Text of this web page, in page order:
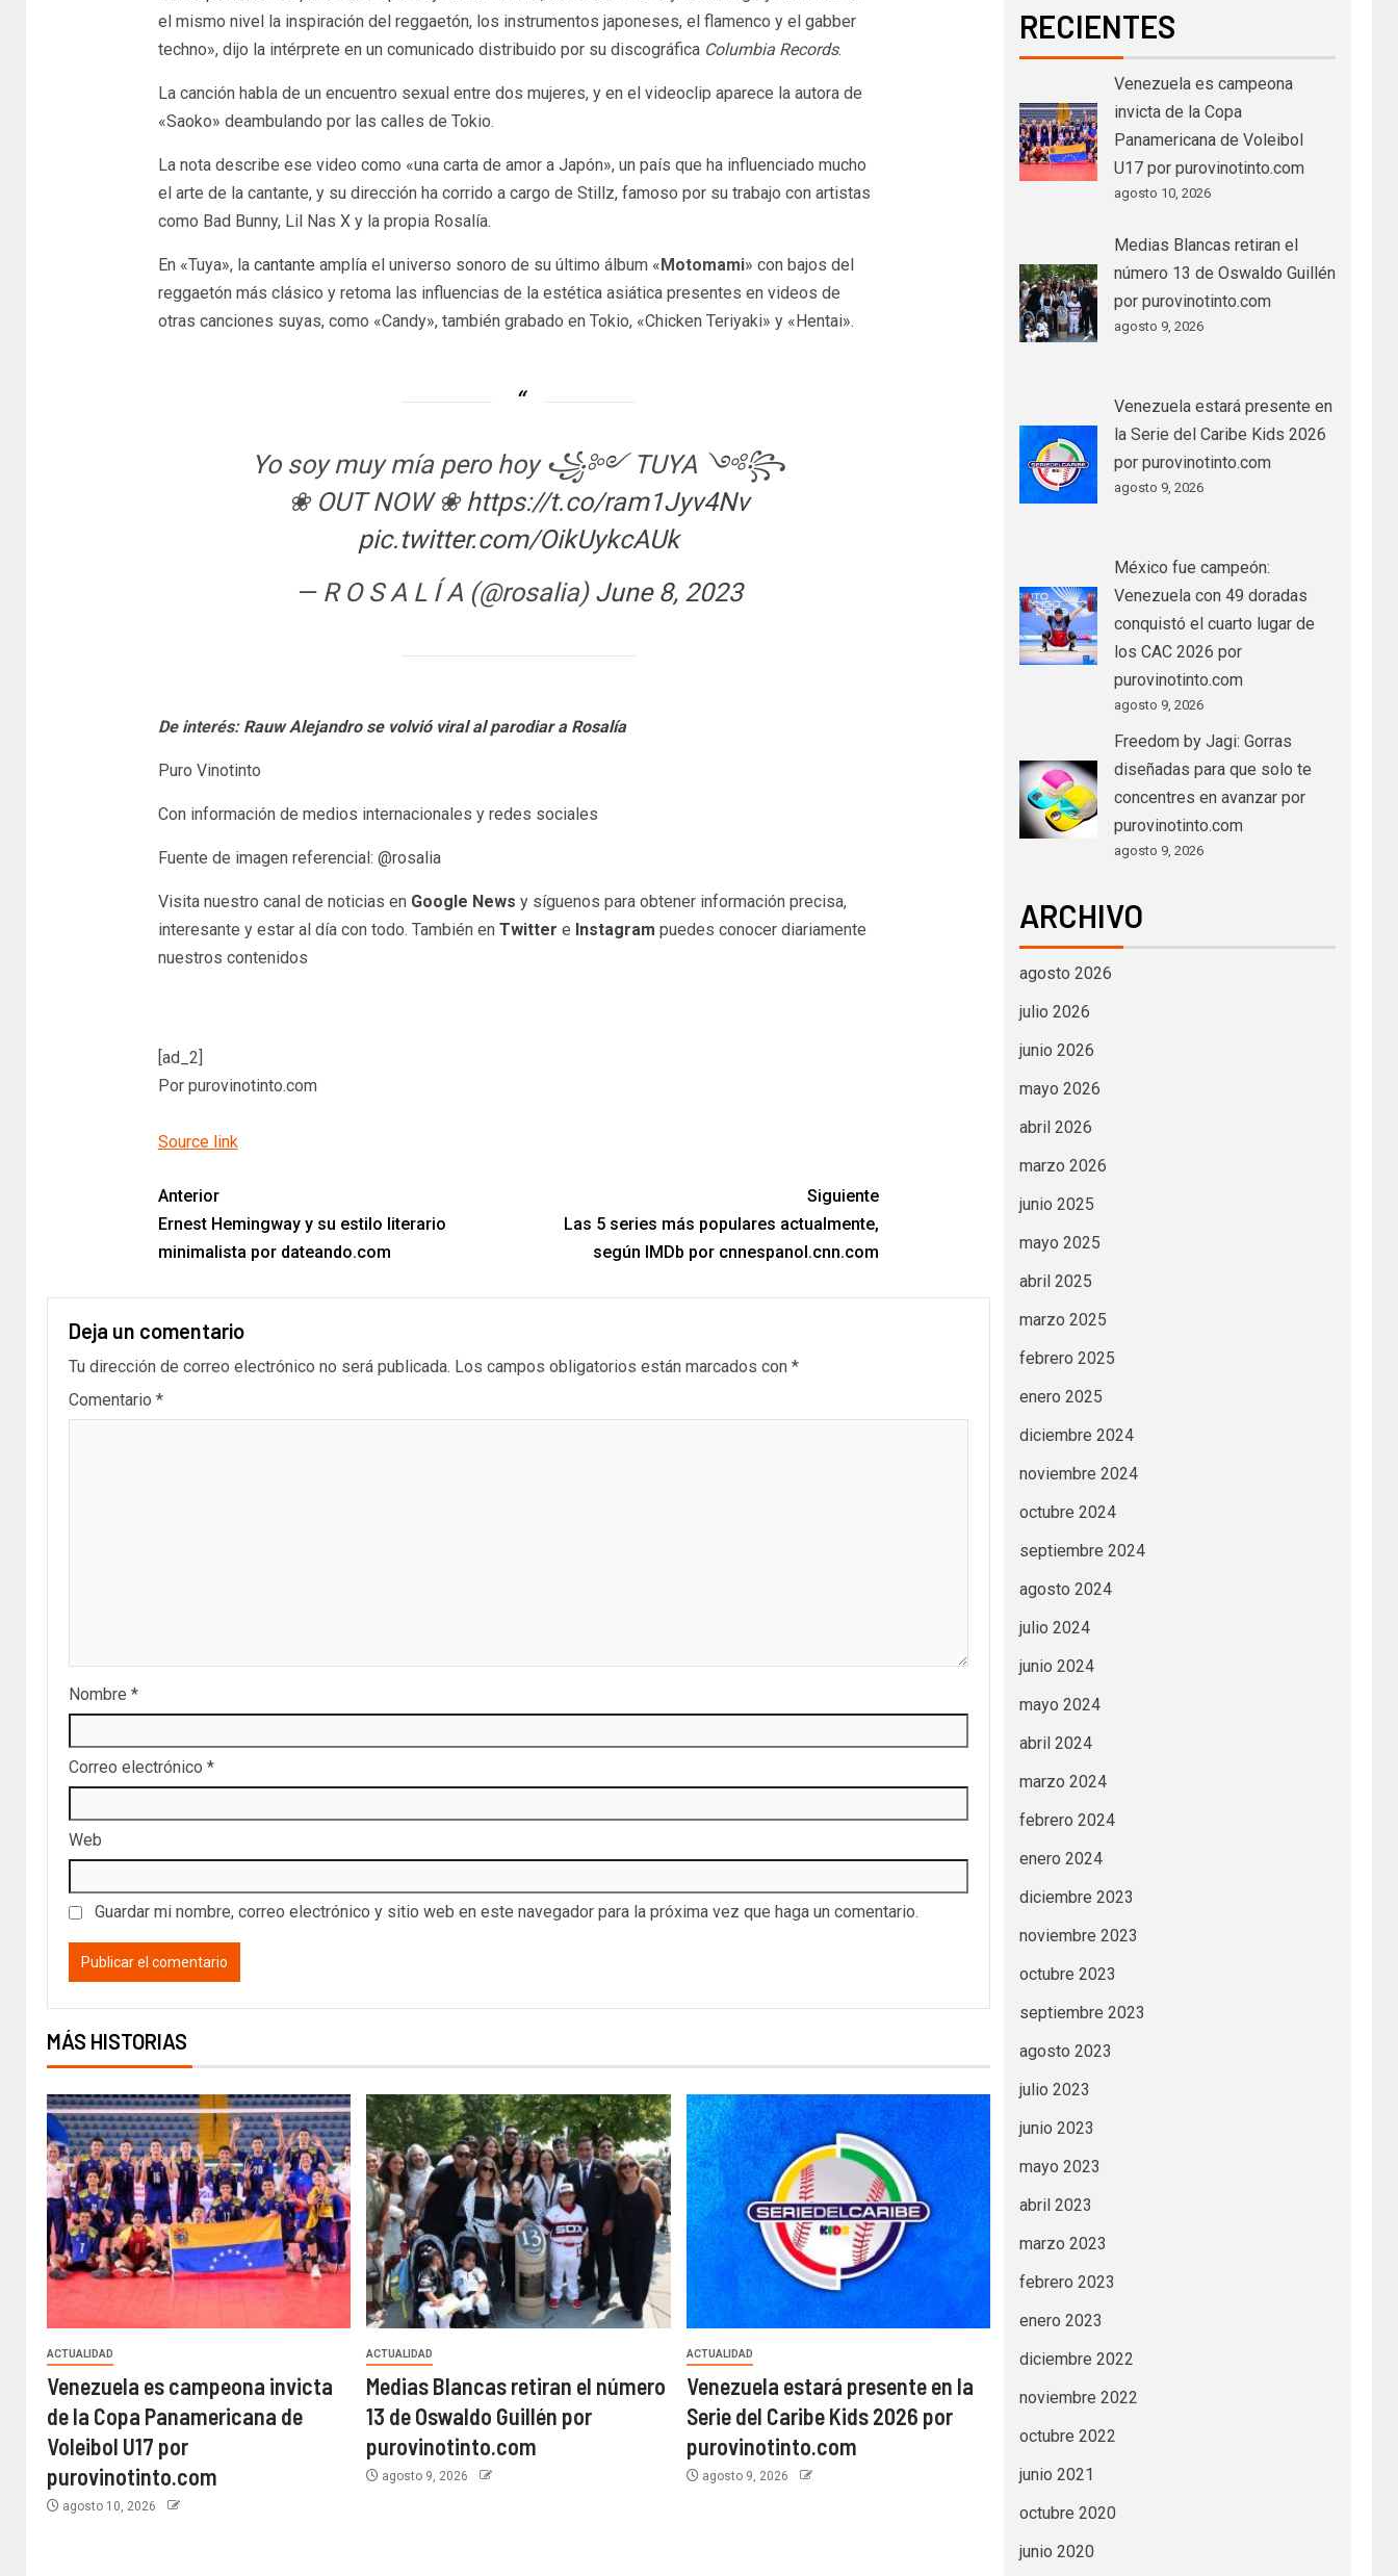
el mismo nivel la inspiración del reggaetón, los instrumentos japoneses, el flamenco y el gabber
techno», dijo la intérprete en un comunicado distribuido por su discográfica Columbia Records.
La canción habla de un encuentro sexual entre dos mujeres, y en el videoclip aparece la autora de
«Saoko» deambulando por las calles de Tokio.
La nota describe ese video como «una carta de amor a Japón», un país que ha influenciado mucho
el arte de la cantante, y su dirección ha corrido a cargo de Stillz, famoso por su trabajo con artistas
como Bad Bunny, Lil Nas X y la propia Rosalía.
En «Tuya», la cantante amplía el universo sonoro de su último álbum «Motomami» con bajos del
reggaetón más clásico y retoma las influencias de la estética asiática presentes en videos de
otras canciones suyas, como «Candy», también grabado en Tokio, «Chicken Teriyaki» y «Hentai».
Yo soy muy mía pero hoy ꧁༻ TUYA ༺꧂
❀ OUT NOW ❀https://t.co/ram1Jyv4Nv
pic.twitter.com/OikUykcAUk
— R O S A L Í A (@rosalia) June 8, 2023
De interés: Rauw Alejandro se volvió viral al parodiar a Rosalía
Puro Vinotinto
Con información de medios internacionales y redes sociales
Fuente de imagen referencial: @rosalia
Visita nuestro canal de noticias en Google News y síguenos para obtener información precisa,
interesante y estar al día con todo. También en Twitter e Instagram puedes conocer diariamente
nuestros contenidos
[ad_2]
Por purovinotinto.com
Source link
Anterior
Ernest Hemingway y su estilo literario
minimalista por dateando.com
Siguiente
Las 5 series más populares actualmente,
según IMDb por cnnespanol.cnn.com
Deja un comentario
Tu dirección de correo electrónico no será publicada. Los campos obligatorios están marcados con *
Comentario *
Nombre *
Correo electrónico *
Web
Guardar mi nombre, correo electrónico y sitio web en este navegador para la próxima vez que haga un comentario.
MÁS HISTORIAS
ACTUALIDAD
Venezuela es campeona invicta
de la Copa Panamericana de
Voleibol U17 por
purovinotinto.com
agosto 10, 2026
ACTUALIDAD
Medias Blancas retiran el número
13 de Oswaldo Guillén por
purovinotinto.com
agosto 9, 2026
ACTUALIDAD
Venezuela estará presente en la
Serie del Caribe Kids 2026 por
purovinotinto.com
agosto 9, 2026
RECIENTES
Venezuela es campeona
invicta de la Copa
Panamericana de Voleibol
U17 por purovinotinto.com
agosto 10, 2026
Medias Blancas retiran el
número 13 de Oswaldo Guillén
por purovinotinto.com
agosto 9, 2026
Venezuela estará presente en
la Serie del Caribe Kids 2026
por purovinotinto.com
agosto 9, 2026
México fue campeón:
Venezuela con 49 doradas
conquistó el cuarto lugar de
los CAC 2026 por
purovinotinto.com
agosto 9, 2026
Freedom by Jagi: Gorras
diseñadas para que solo te
concentres en avanzar por
purovinotinto.com
agosto 9, 2026
ARCHIVO
agosto 2026
julio 2026
junio 2026
mayo 2026
abril 2026
marzo 2026
junio 2025
mayo 2025
abril 2025
marzo 2025
febrero 2025
enero 2025
diciembre 2024
noviembre 2024
octubre 2024
septiembre 2024
agosto 2024
julio 2024
junio 2024
mayo 2024
abril 2024
marzo 2024
febrero 2024
enero 2024
diciembre 2023
noviembre 2023
octubre 2023
septiembre 2023
agosto 2023
julio 2023
junio 2023
mayo 2023
abril 2023
marzo 2023
febrero 2023
enero 2023
diciembre 2022
noviembre 2022
octubre 2022
junio 2021
octubre 2020
junio 2020